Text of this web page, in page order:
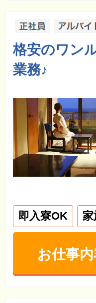
格安のワン
業務♪
即入寮OK 家
お仕事